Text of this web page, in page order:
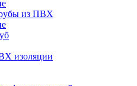
из ПВХ
изоляции